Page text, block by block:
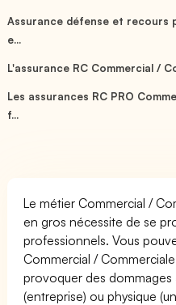
Assurance défense et recours
e...
L'assurance RC Commercial /
Les assurances RC PRO
f...
Le métier Commercial /
en gros nécessite de se
professionnels. Vous
Commercial /
provoquer des
(entreprise) ou physique